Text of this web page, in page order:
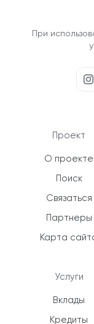
При
Проект
О проекте
Поиск
Связаться
Партнеры
Карта
Услуги
Вклады
Кредиты